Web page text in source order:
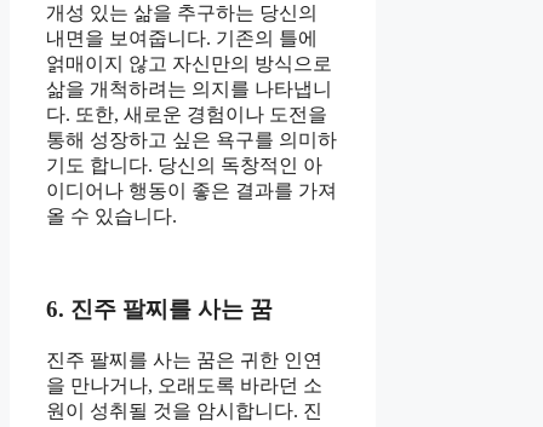
개성 있는 삶을 추구하는 당신의
내면을 보여줍니다. 기존의 틀에
얽매이지 않고 자신만의 방식으로
삶을 개척하려는 의지를 나타냅니
다. 또한, 새로운 경험이나 도전을
통해 성장하고 싶은 욕구를 의미하
기도 합니다. 당신의 독창적인 아
이디어나 행동이 좋은 결과를 가져
올 수 있습니다.
6. 진주 팔찌를 사는 꿈
진주 팔찌를 사는 꿈은 귀한 인연
을 만나거나, 오래도록 바라던 소
원이 성취될 것을 암시합니다. 진